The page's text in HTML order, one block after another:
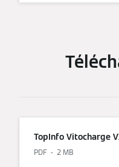
TopInfo Vitocharge
PDF 2 MB